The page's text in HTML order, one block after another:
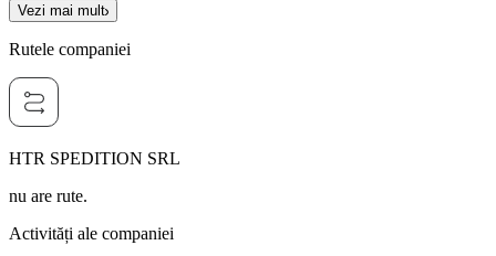
Vezi mai mult
Rutele companiei
HTR SPEDITION SRL
nu are rute.
Activități ale companiei